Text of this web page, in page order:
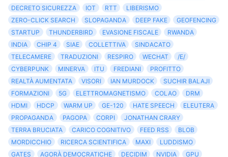
DECRETO SICUREZZA
IOT RTT
LIBERISMO
ZERO-CLICK SEARCH
SLOPAGANDA DEEP FAKE
GEOFENCING
STARTUP
THUNDERBIRD EVASIONE FISCALE
RWANDA
INDIA
CHIP 4 SIAE COLLETTIVA
SINDACATO
TELECAMERE
TRADUZIONI RESPIRO WECHAT
/E/
CYBERPUNK
MINERVA ITU FREDIANI
PROFITTO
REALTÀ AUMENTATA
VISORI IAN MURDOCK
SUCHIR BALAJI
FORMAZIONI
5G ELETTROMAGNETISMO COLAO
DRM
HDMI
HDCP WARM UP GE-120 HATE SPEECH
ELEUTERA
PROPAGANDA
PAGOPA CORPI
JONATHAN CRARY
TERRA BRUCIATA
CARICO COGNITIVO FEED RSS
BLOB
MORDICCHIO
RICERCA SCIENTIFICA MAXI
LUDDISMO
GATES
AGORÀ DEMOCRATICHE DECIDIM NVIDIA
GPU